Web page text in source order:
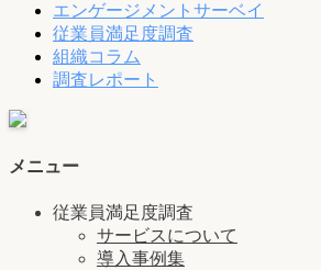
エンゲージメントサーベイ
従業員満足度調査
組織コラム
調査レポート
メニュー
従業員満足度調査
サービスについて
導入事例集